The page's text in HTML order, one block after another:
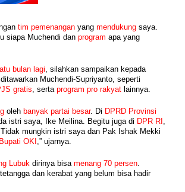
tim pemenanganyang mendukungsaya.
siapa Muchendi dan program apa yang
bulan lagi, silahkan sampaikan kepada
Muchendi-Supriyanto, seperti
gratis, serta program pro rakyatlainnya.
oleh banyak partai besar. Di DPRD Provinsi
istri saya, Ike Meilina. Begitu juga di DPR RI ,
mungkin istri saya dan Pak Ishak Mekki
Bupati OKI ,” ujarnya.
Lubukdirinya bisa menang 70 persen.
dan kerabat yang belum bisa hadir
Lanjut
Nasroni
OKU Selatan
IV
PENDIDIKAN,
| 03/08/2026
Talang Ubi:
Insentif RT/RW
Utama Masyarakat
Di Berita, DPRD, PALI,
POLITIK
| 03/08/2026